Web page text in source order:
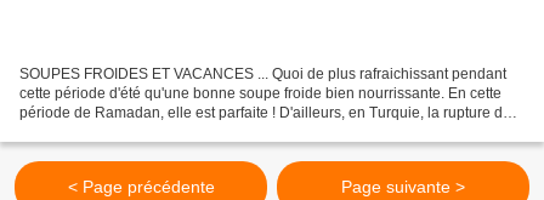
SOUPES FROIDES ET VACANCES ... Quoi de plus rafraichissant pendant
cette période d'été qu'une bonne soupe froide bien nourrissante. En cette
période de Ramadan, elle est parfaite ! D'ailleurs, en Turquie, la rupture du
< Page précédente Page suivante >